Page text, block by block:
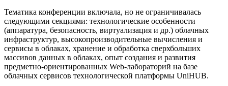
Тематика конференции включала, но не ограничивалась
следующими секциями: технологические особенности
(аппаратура, безопасность, виртуализация и др.) облачных
инфраструктур, высокопроизводительные вычисления и
сервисы в облаках, хранение и обработка сверхбольших
массивов данных в облаках, опыт создания и развития
предметно-ориентированных Web-лабораторий на базе
облачных сервисов технологической платформы UniHUB.